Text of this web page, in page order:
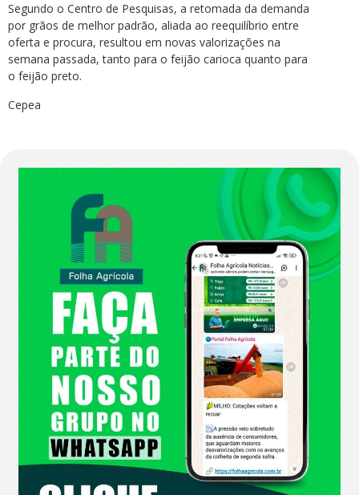
Segundo o Centro de Pesquisas, a retomada da demanda
por grãos de melhor padrão, aliada ao reequilíbrio entre
oferta e procura, resultou em novas valorizações na
semana passada, tanto para o feijão carioca quanto para
o feijão preto.
Cepea